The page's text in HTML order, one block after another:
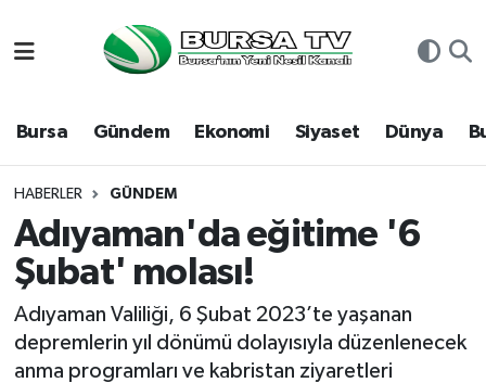
Bursa Gündem Ekonomi Siyaset Dünya
HABERLER GÜNDEM
Adıyaman'da eğitime '6
Şubat' molası!
Adıyaman Valiliği, 6 Şubat 2023’te yaşanan
depremlerin yıl dönümü dolayısıyla düzenlenecek
anma programları ve kabristan ziyaretleri
Bursa
Dünya
Eğitim
Ekonomi
Hava Durumu
Namaz Vakitleri
Trafik Durumu
Süper Lig Puan Durumu ve Fikstür
Tüm Manşetler